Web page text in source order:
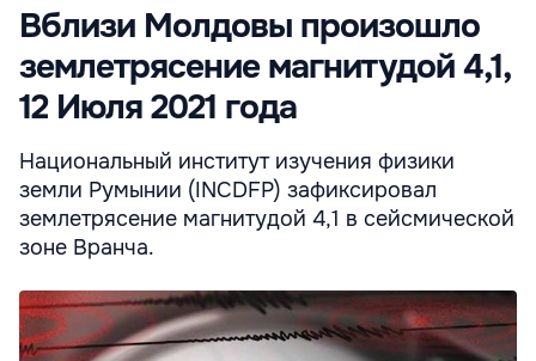
Вблизи Молдовы произошло
землетрясение магнитудой 4,1,
12 Июля 2021 года
Национальный институт изучения физики
земли Румынии (INCDFP) зафиксировал
землетрясение магнитудой 4,1 в сейсмической
зоне Вранча.